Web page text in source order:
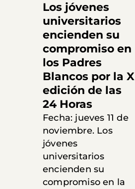
Los jóvenes
universitarios
encienden su
compromiso en
los Padres
Blancos por la X
edición de las
24 Horas
Fecha: jueves 11 de
noviembre. Los
jóvenes
universitarios
encienden su
compromiso en la